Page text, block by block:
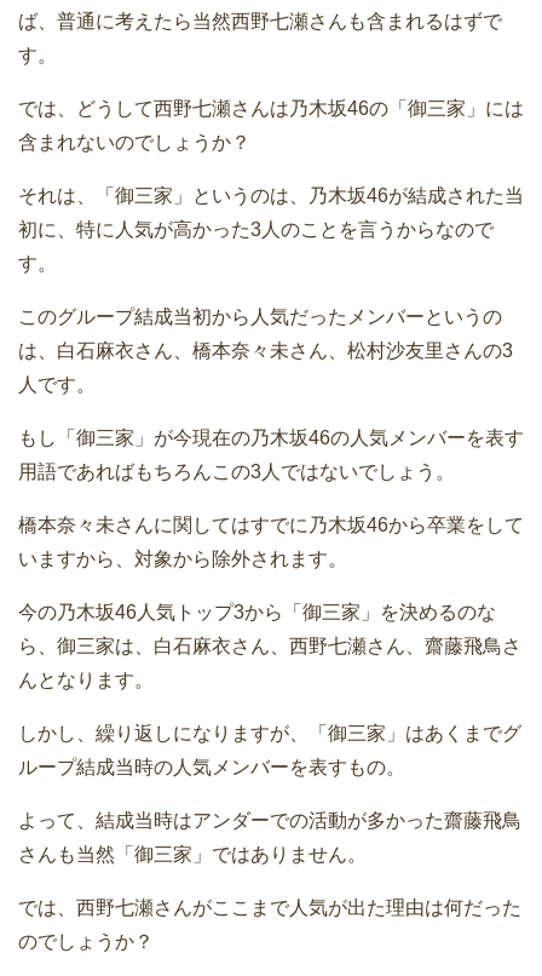
ば、普通に考えたら当然西野七瀬さんも含まれるはずで
す。
では、どうして西野七瀬さんは乃木坂46の「御三家」には
含まれないのでしょうか？
それは、「御三家」というのは、乃木坂46が結成された当
初に、特に人気が高かった3人のことを言うからなので
す。
このグループ結成当初から人気だったメンバーというの
は、白石麻衣さん、橋本奈々未さん、松村沙友里さんの3
人です。
もし「御三家」が今現在の乃木坂46の人気メンバーを表す
用語であればもちろんこの3人ではないでしょう。
橋本奈々未さんに関してはすでに乃木坂46から卒業をして
いますから、対象から除外されます。
今の乃木坂46人気トップ3から「御三家」を決めるのな
ら、御三家は、白石麻衣さん、西野七瀬さん、齋藤飛鳥さ
んとなります。
しかし、繰り返しになりますが、「御三家」はあくまでグ
ループ結成当時の人気メンバーを表すもの。
よって、結成当時はアンダーでの活動が多かった齋藤飛鳥
さんも当然「御三家」ではありません。
では、西野七瀬さんがここまで人気が出た理由は何だった
のでしょうか？